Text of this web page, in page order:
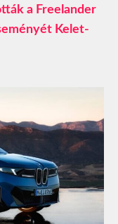
a Freelander
Kelet-